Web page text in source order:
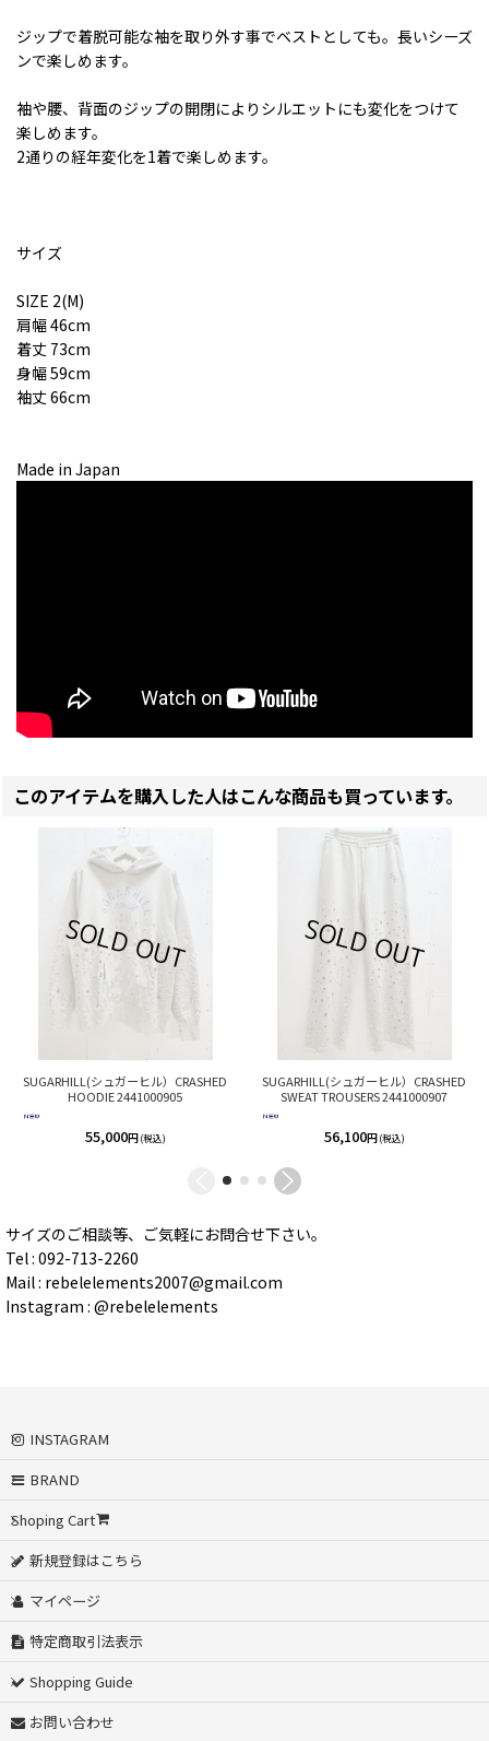
ジップで着脱可能な袖を取り外す事でベストとしても。長いシーズ
ンで楽しめます。
袖や腰、背面のジップの開閉によりシルエットにも変化をつけて
楽しめます。
2通りの経年変化を1着で楽しめます。
サイズ
SIZE 2(M)
肩幅 46cm
着丈 73cm
身幅 59cm
袖丈 66cm
Made in Japan
このアイテムを購入した人はこんな商品も買っています。
SUGARHILL(シュガーヒル）CRASHED
HOODIE 2441000905
55,000円 (税込)
SUGARHILL(シュガーヒル）CRASHED
SWEAT TROUSERS 2441000907
56,100円 (税込)
サイズのご相談等、ご気軽にお問合せ下さい。
Tel : 092-713-2260
Mail : rebelelements2007@gmail.com
Instagram : @rebelelements
INSTAGRAM
BRAND
Shoping Cart
新規登録はこちら
マイページ
特定商取引法表示
Shopping Guide
お問い合わせ